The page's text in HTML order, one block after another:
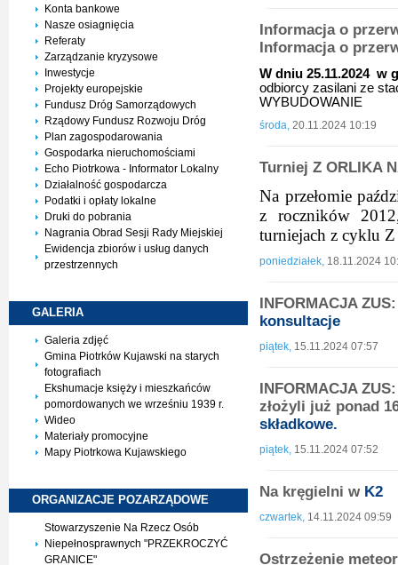
Konta bankowe
Nasze osiagnięcia
Referaty
Zarządzanie kryzysowe
Inwestycje
Projekty europejskie
Fundusz Dróg Samorządowych
Rządowy Fundusz Rozwoju Dróg
Plan zagospodarowania
Gospodarka nieruchomościami
Echo Piotrkowa - Informator Lokalny
Działalność gospodarcza
Podatki i opłaty lokalne
Druki do pobrania
Nagrania Obrad Sesji Rady Miejskiej
Ewidencja zbiorów i usług danych
przestrzennych
GALERIA
Galeria zdjęć
Gmina Piotrków Kujawski na starych
fotografiach
Ekshumacje księży i mieszkańców
pomordowanych we wrześniu 1939 r.
Wideo
Materiały promocyjne
Mapy Piotrkowa Kujawskiego
ORGANIZACJE POZARZĄDOWE
Stowarzyszenie Na Rzecz Osób
Niepełnosprawnych "PRZEKROCZYĆ
GRANICE"
Informacja o
Informacja o
W dniu 25.11.2024 w
odbiorcy zasilani ze
WYBUDOWANIE
środa, 20.11.2024 10:19
Turniej Z ORLIKA
Na przełomie
z roczników
turniejach z cyklu
poniedziałek, 18.11.2024
INFORMACJA
konsultacje
piątek, 15.11.2024 07:57
INFORMACJA
złożyli już ponad
składkowe.
piątek, 15.11.2024 07:52
Na kręgielni w K2
czwartek, 14.11.2024 09:59
Ostrzeżenie